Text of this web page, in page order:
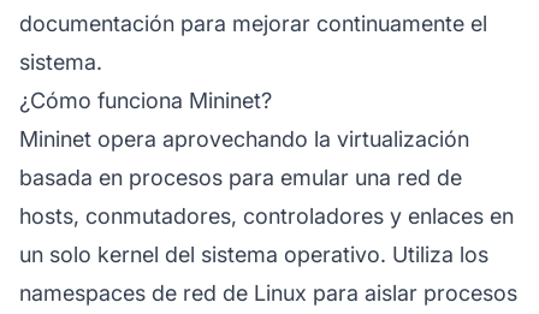
documentación para mejorar continuamente el
sistema.
¿Cómo funciona Mininet?
Mininet opera aprovechando la virtualización
basada en procesos para emular una red de
hosts, conmutadores, controladores y enlaces en
un solo kernel del sistema operativo. Utiliza los
namespaces de red de Linux para aislar procesos